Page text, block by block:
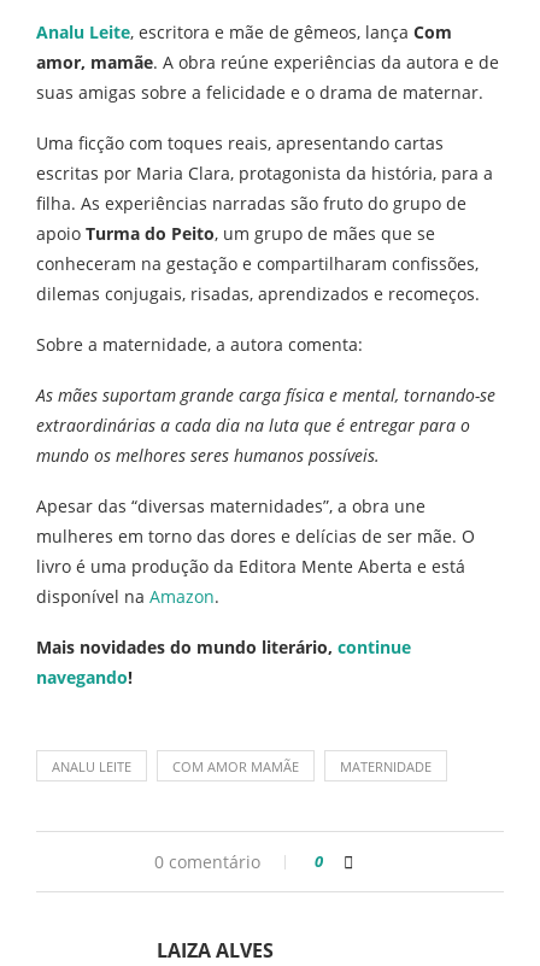
Analu Leite, escritora e mãe de gêmeos, lança Com
amor, mamãe. A obra reúne experiências da autora e de
suas amigas sobre a felicidade e o drama de maternar.
Uma ficção com toques reais, apresentando cartas
escritas por Maria Clara, protagonista da história, para a
filha. As experiências narradas são fruto do grupo de
apoio Turma do Peito, um grupo de mães que se
conheceram na gestação e compartilharam confissões,
dilemas conjugais, risadas, aprendizados e recomeços.
Sobre a maternidade, a autora comenta:
As mães suportam grande carga física e mental, tornando-se
extraordinárias a cada dia na luta que é entregar para o
mundo os melhores seres humanos possíveis.
Apesar das “diversas maternidades”, a obra une
mulheres em torno das dores e delícias de ser mãe. O
livro é uma produção da Editora Mente Aberta e está
disponível na Amazon.
Mais novidades do mundo literário, continue
navegando!
ANALU LEITE COM AMOR MAMÃE MATERNIDADE
0 comentário 0
LAIZA ALVES